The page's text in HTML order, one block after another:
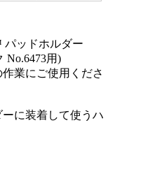
ッドホルダー
No.6473用)
業にご使用くださ
に装着して使うハ